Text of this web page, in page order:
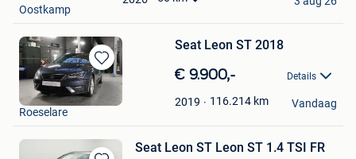
Oostkamp
Bewaren
in
Mijn
Seat Leon ST 2018
€ 9.900,- Details
2019 116.214 km
Auto-Immo.be
Roeselare
Vandaag
Seat Leon ST Leon ST 1.4 TSI FR